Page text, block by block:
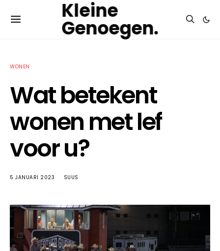
Kleine
Genoegen.
WONEN
Wat betekent
wonen met lef
voor u?
5 JANUARI 2023 SUUS